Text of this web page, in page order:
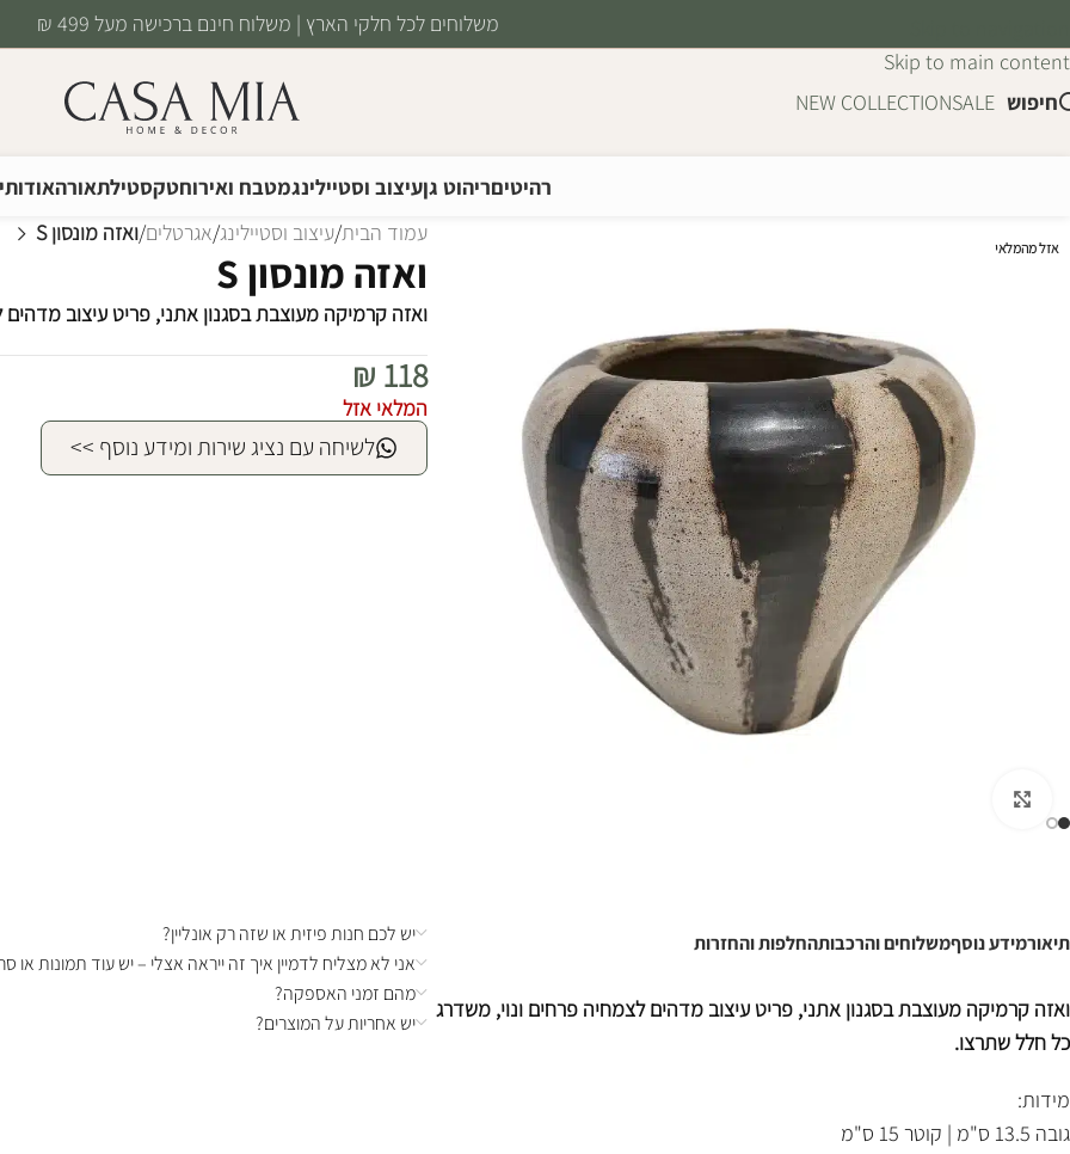
Skip to main content
משלוחים לכל חלקי הארץ | משלוח חינם ברכישה מעל 499 ₪
חיפוש SALE
NEW COLLECTION
רהיטיםריהוט גןעיצוב וסטיילינגמטבח ואירוחטקסטילתאורה
אזל מהמלאי
עמוד הבית/עיצוב וסטיילינג/אגרטלים/ואזה מונסון S
ואזה מונסון S
ואזה קרמיקה מעוצבת בסגנון אתני, פריט עיצוב
₪ 118
המלאי אזל
לשיחה עם נציג שירות ומידע נוסף >>
תיאורמידע נוסףמשלוחים והרכבותהחלפות והחזרות
ואזה קרמיקה מעוצבת בסגנון אתני, פריט עיצוב מדהים לצמחיה פרחים ונוי, משדרג
כל חלל שתרצו.
מידות:
גובה 13.5 ס"מ | קוטר 15 ס"מ
יש לכם חנות פיזית או שזה רק אונליין?
אני לא מצליח לדמיין איך זה ייראה אצלי – יש עוד תמונות או
מהם זמני האספקה?
יש אחריות על המוצרים?